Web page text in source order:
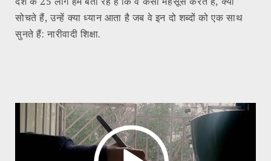
सोचते हैं, उन्हें क्या ध्यान आता है जब वे इन दो शब्दों को एक साथ
सुनते हैं: नारीवादी शिक्षा.